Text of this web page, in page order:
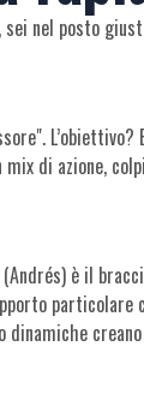
sei nel posto
di azione,
è il